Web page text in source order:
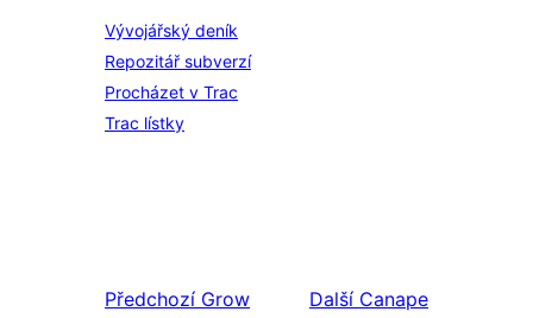
Vývojářský deník
Repozitář subverzí
Procházet v Trac
Trac lístky
Předchozí Grow Další Canape